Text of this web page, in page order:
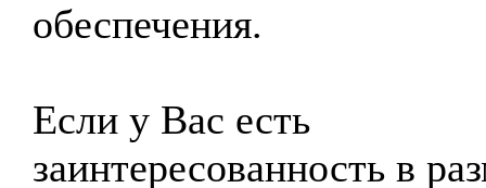
обеспечения.
Если у Вас есть
заинтересованность в